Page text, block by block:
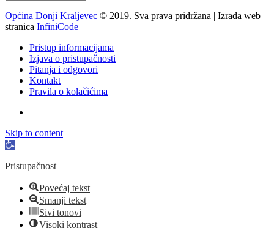
Općina Donji Kraljevec © 2019. Sva prava pridržana | Izrada web
stranica InfiniCode
Pristup informacijama
Izjava o pristupačnosti
Pitanja i odgovori
Kontakt
Pravila o kolačićima
Skip to content
Open
Pristupačnost
Povećaj tekst
Smanji tekst
Sivi tonovi
Visoki kontrast